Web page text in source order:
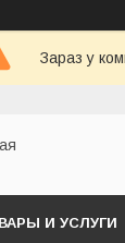
Зараз у
И УСЛУГИ